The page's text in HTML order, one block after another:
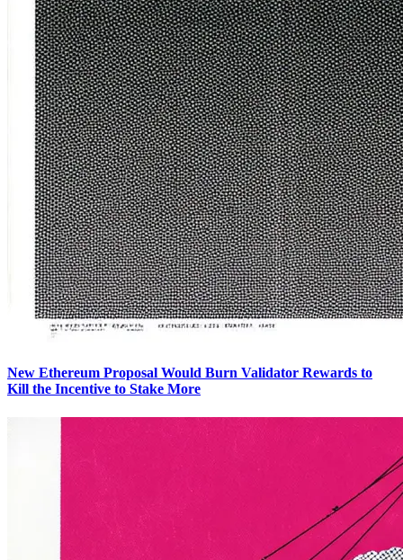
New Ethereum Proposal Would Burn Validator Rewards to
Kill the Incentive to Stake More